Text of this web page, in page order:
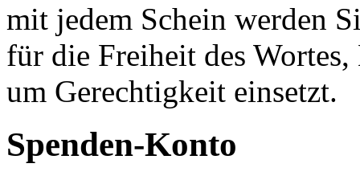
mit jedem Schein werden
für die Freiheit des
um Gerechtigkeit einsetzt.
Spenden-Konto